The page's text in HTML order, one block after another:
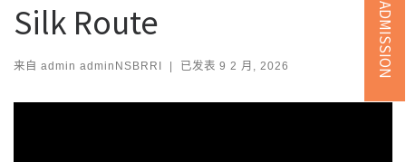
Silk Route
来自 admin adminNSBRRI | 已发表 9 2 月, 2026 ADMISSION